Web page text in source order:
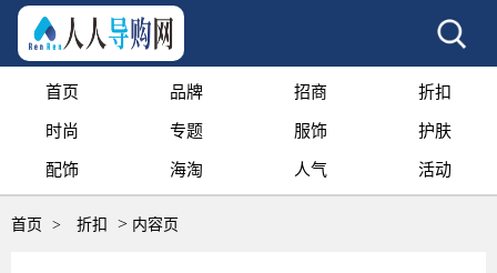
首页 品牌 招商 折扣
时尚 专题 服饰 护肤
配饰 海淘 人气 活动
首页 > 折扣 > 内容页